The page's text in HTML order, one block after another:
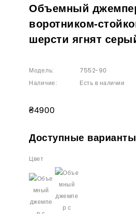
Объемный
воротником-
шерсти ягнят
Модель: 7552-90
Наличие: Есть в наличии
₴4900
Доступные варианты
Цвет